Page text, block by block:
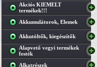
Akciós KIEMELT
termékek!!!
Akkumulátorok, Elemek
Akkutöltők, kiegészítők
Alapvető vegyi termékek
festék
Alkatrészek